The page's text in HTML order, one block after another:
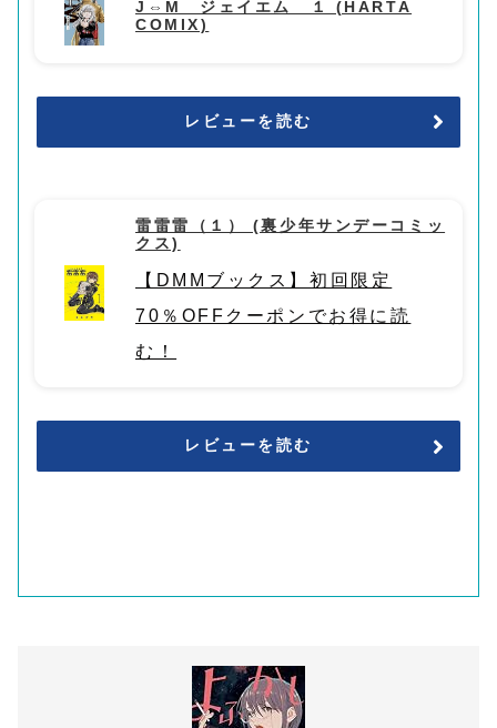
J⇔M ジェイエム １ (HARTA
COMIX)
レビューを読む
雷雷雷（１） (裏少年サンデーコミッ
クス)
【DMMブックス】初回限定
70％OFFクーポンでお得に読
む！
レビューを読む